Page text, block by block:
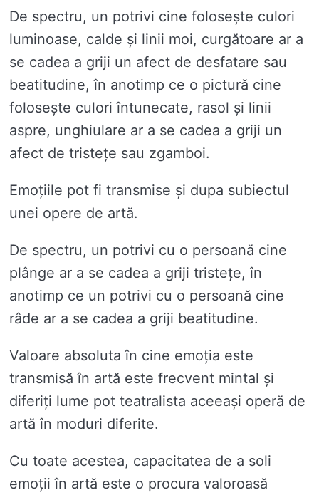
De spectru, un potrivi cine folosește culori
luminoase, calde și linii moi, curgătoare ar a
se cadea a griji un afect de desfatare sau
beatitudine, în anotimp ce o pictură cine
folosește culori întunecate, rasol și linii
aspre, unghiulare ar a se cadea a griji un
afect de tristețe sau zgamboi.
Emoțiile pot fi transmise și dupa subiectul
unei opere de artă.
De spectru, un potrivi cu o persoană cine
plânge ar a se cadea a griji tristețe, în
anotimp ce un potrivi cu o persoană cine
râde ar a se cadea a griji beatitudine.
Valoare absoluta în cine emoția este
transmisă în artă este frecvent mintal și
diferiți lume pot teatralista aceeași operă de
artă în moduri diferite.
Cu toate acestea, capacitatea de a soli
emoții în artă este o procura valoroasă